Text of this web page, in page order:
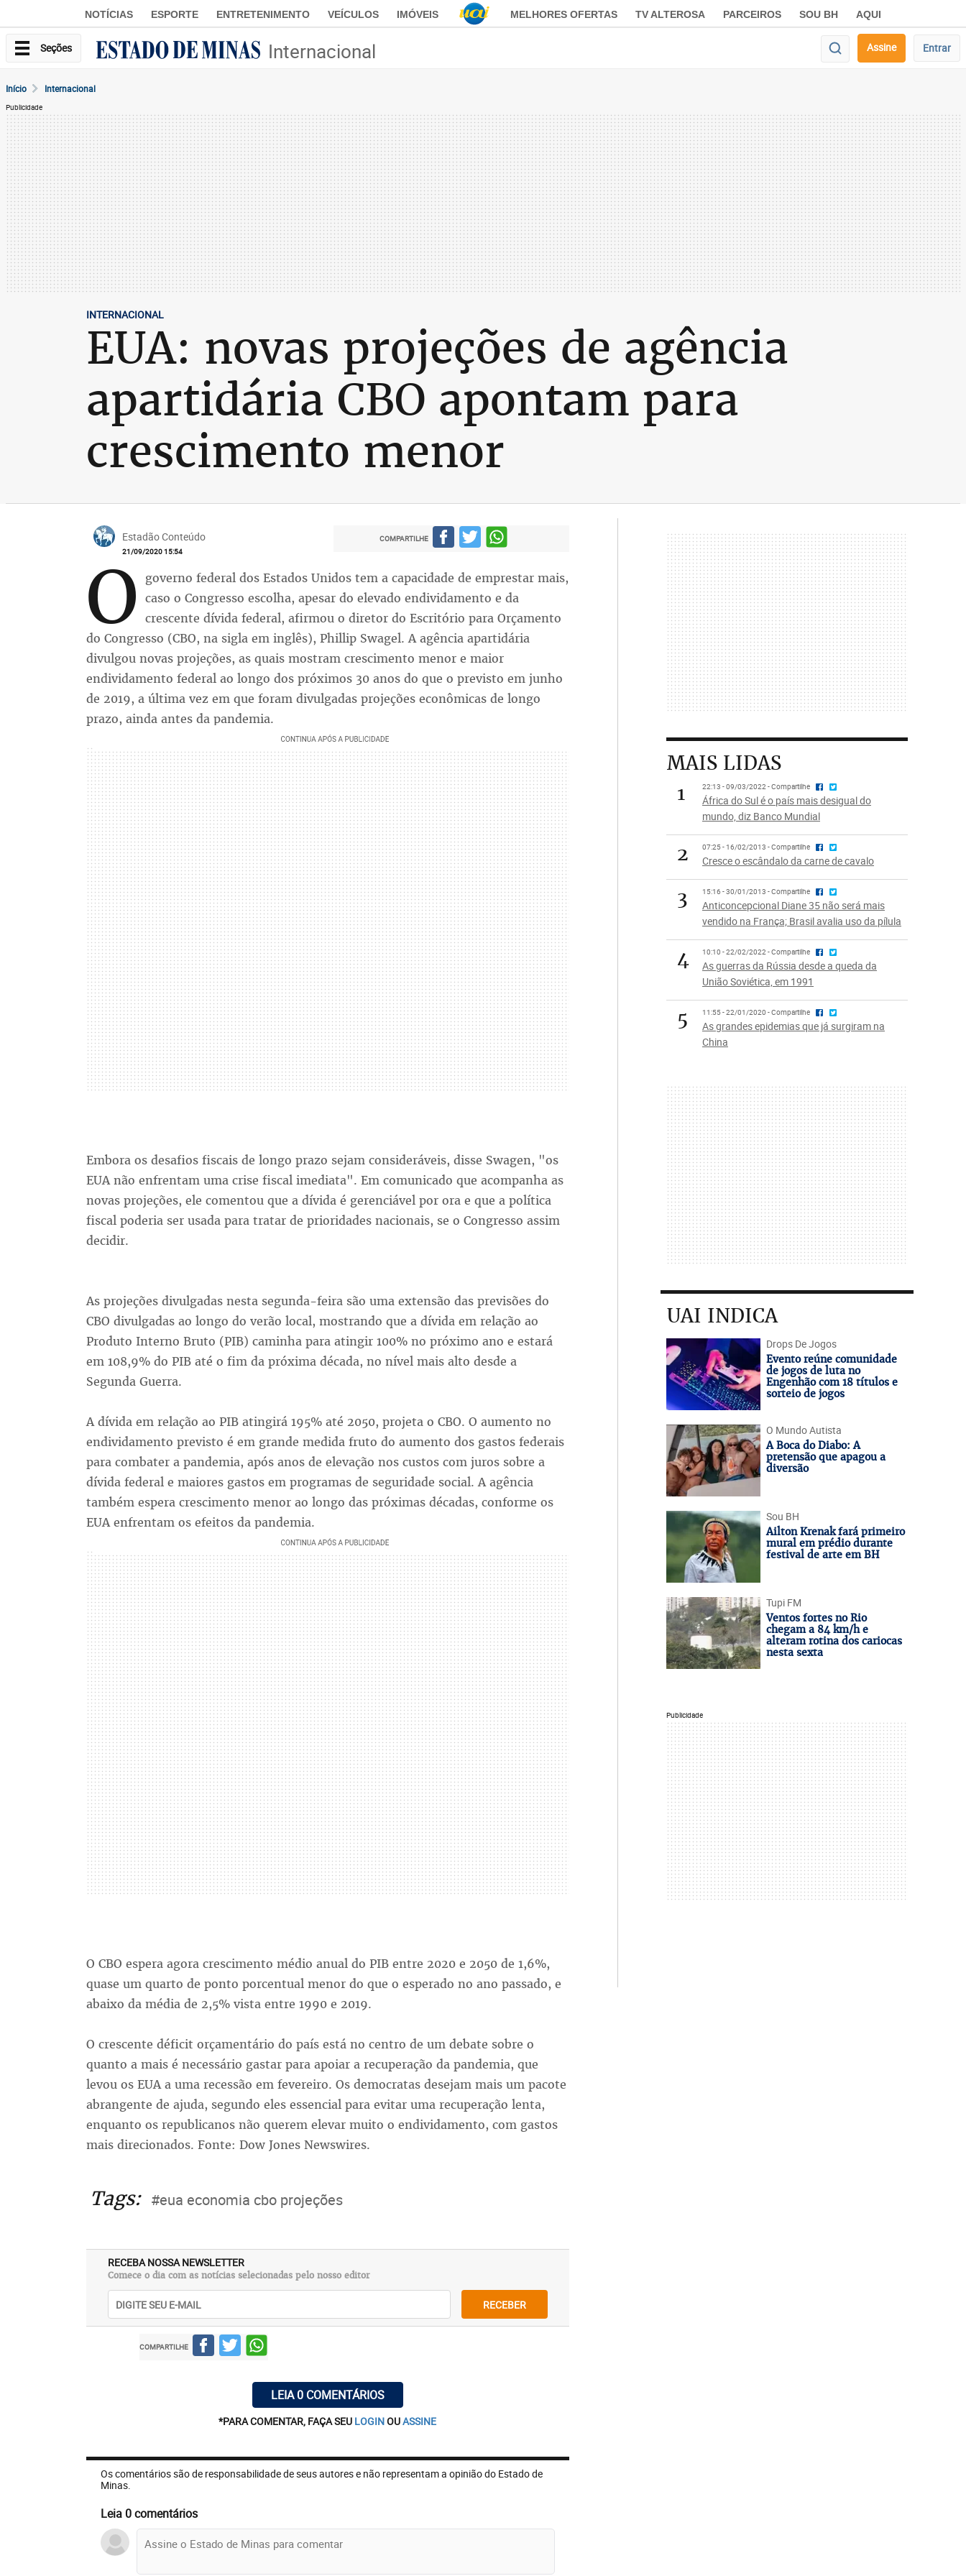
NOTÍCIAS ESPORTE ENTRETENIMENTO VEÍCULOS IMÓVEIS MELHORES OFERTAS TV ALTEROSA PARCEIROS SOU BH AQUI
Seções Internacional Assine Entrar
Início Internacional
Publicidade
INTERNACIONAL
EUA: novas projeções de agência
apartidária CBO apontam para
crescimento menor
Estadão Conteúdo
21/09/2020 15:54
COMPARTILHE
O
governo federal dos Estados Unidos tem a capacidade de emprestar mais,
caso o Congresso escolha, apesar do elevado endividamento e da
crescente dívida federal, afirmou o diretor do Escritório para Orçamento
do Congresso (CBO, na sigla em inglês), Phillip Swagel. A agência apartidária
divulgou novas projeções, as quais mostram crescimento menor e maior
endividamento federal ao longo dos próximos 30 anos do que o previsto em junho
de 2019, a última vez em que foram divulgadas projeções econômicas de longo
prazo, ainda antes da pandemia.
Embora os desafios fiscais de longo prazo sejam consideráveis, disse Swagen, "os
EUA não enfrentam uma crise fiscal imediata". Em comunicado que acompanha as
novas projeções, ele comentou que a dívida é gerenciável por ora e que a política
fiscal poderia ser usada para tratar de prioridades nacionais, se o Congresso assim
decidir.
As projeções divulgadas nesta segunda-feira são uma extensão das previsões do
CBO divulgadas ao longo do verão local, mostrando que a dívida em relação ao
Produto Interno Bruto (PIB) caminha para atingir 100% no próximo ano e estará
em 108,9% do PIB até o fim da próxima década, no nível mais alto desde a
Segunda Guerra.
A dívida em relação ao PIB atingirá 195% até 2050, projeta o CBO. O aumento no
endividamento previsto é em grande medida fruto do aumento dos gastos federais
para combater a pandemia, após anos de elevação nos custos com juros sobre a
dívida federal e maiores gastos em programas de seguridade social. A agência
também espera crescimento menor ao longo das próximas décadas, conforme os
EUA enfrentam os efeitos da pandemia.
O CBO espera agora crescimento médio anual do PIB entre 2020 e 2050 de 1,6%,
quase um quarto de ponto porcentual menor do que o esperado no ano passado, e
abaixo da média de 2,5% vista entre 1990 e 2019.
O crescente déficit orçamentário do país está no centro de um debate sobre o
quanto a mais é necessário gastar para apoiar a recuperação da pandemia, que
levou os EUA a uma recessão em fevereiro. Os democratas desejam mais um pacote
abrangente de ajuda, segundo eles essencial para evitar uma recuperação lenta,
enquanto os republicanos não querem elevar muito o endividamento, com gastos
mais direcionados. Fonte: Dow Jones Newswires.
Tags: #eua economia cbo projeções
RECEBA NOSSA NEWSLETTER
Comece o dia com as notícias selecionadas pelo nosso editor
RECEBER
COMPARTILHE
LEIA 0 COMENTÁRIOS
*PARA COMENTAR, FAÇA SEU LOGINOUASSINE
Os comentários são de responsabilidade de seus autores e não representam a opinião do Estado de
Minas.
Leia 0 comentários
MAIS LIDAS
1
22:13 - 09/03/2022 - Compartilhe
África do Sul é o país mais desigual do
mundo, diz Banco Mundial
2 07:25 - 16/02/2013 - Compartilhe
Cresce o escândalo da carne de cavalo
3 15:16 - 30/01/2013 - Compartilhe
Anticoncepcional Diane 35 não será mais
vendido na França; Brasil avalia uso da pílula
4 10:10 - 22/02/2022 - Compartilhe
As guerras da Rússia desde a queda da
União Soviética, em 1991
5 11:55 - 22/01/2020 - Compartilhe
As grandes epidemias que já surgiram na
China
UAI INDICA
Drops De Jogos
Evento reúne comunidade
de jogos de luta no
Engenhão com 18 títulos e
sorteio de jogos
O Mundo Autista
A Boca do Diabo: A
pretensão que apagou a
diversão
Sou BH
Ailton Krenak fará primeiro
mural em prédio durante
festival de arte em BH
Tupi FM
Ventos fortes no Rio
chegam a 84 km/h e
alteram rotina dos cariocas
nesta sexta
Publicidade